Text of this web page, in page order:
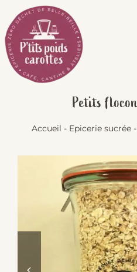
Passer
au
contenu
Petits
Accueil - Epicerie sucrée-